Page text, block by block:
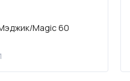
Magic 60